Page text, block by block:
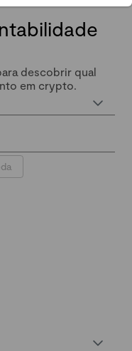
descobrir qual
em crypto.